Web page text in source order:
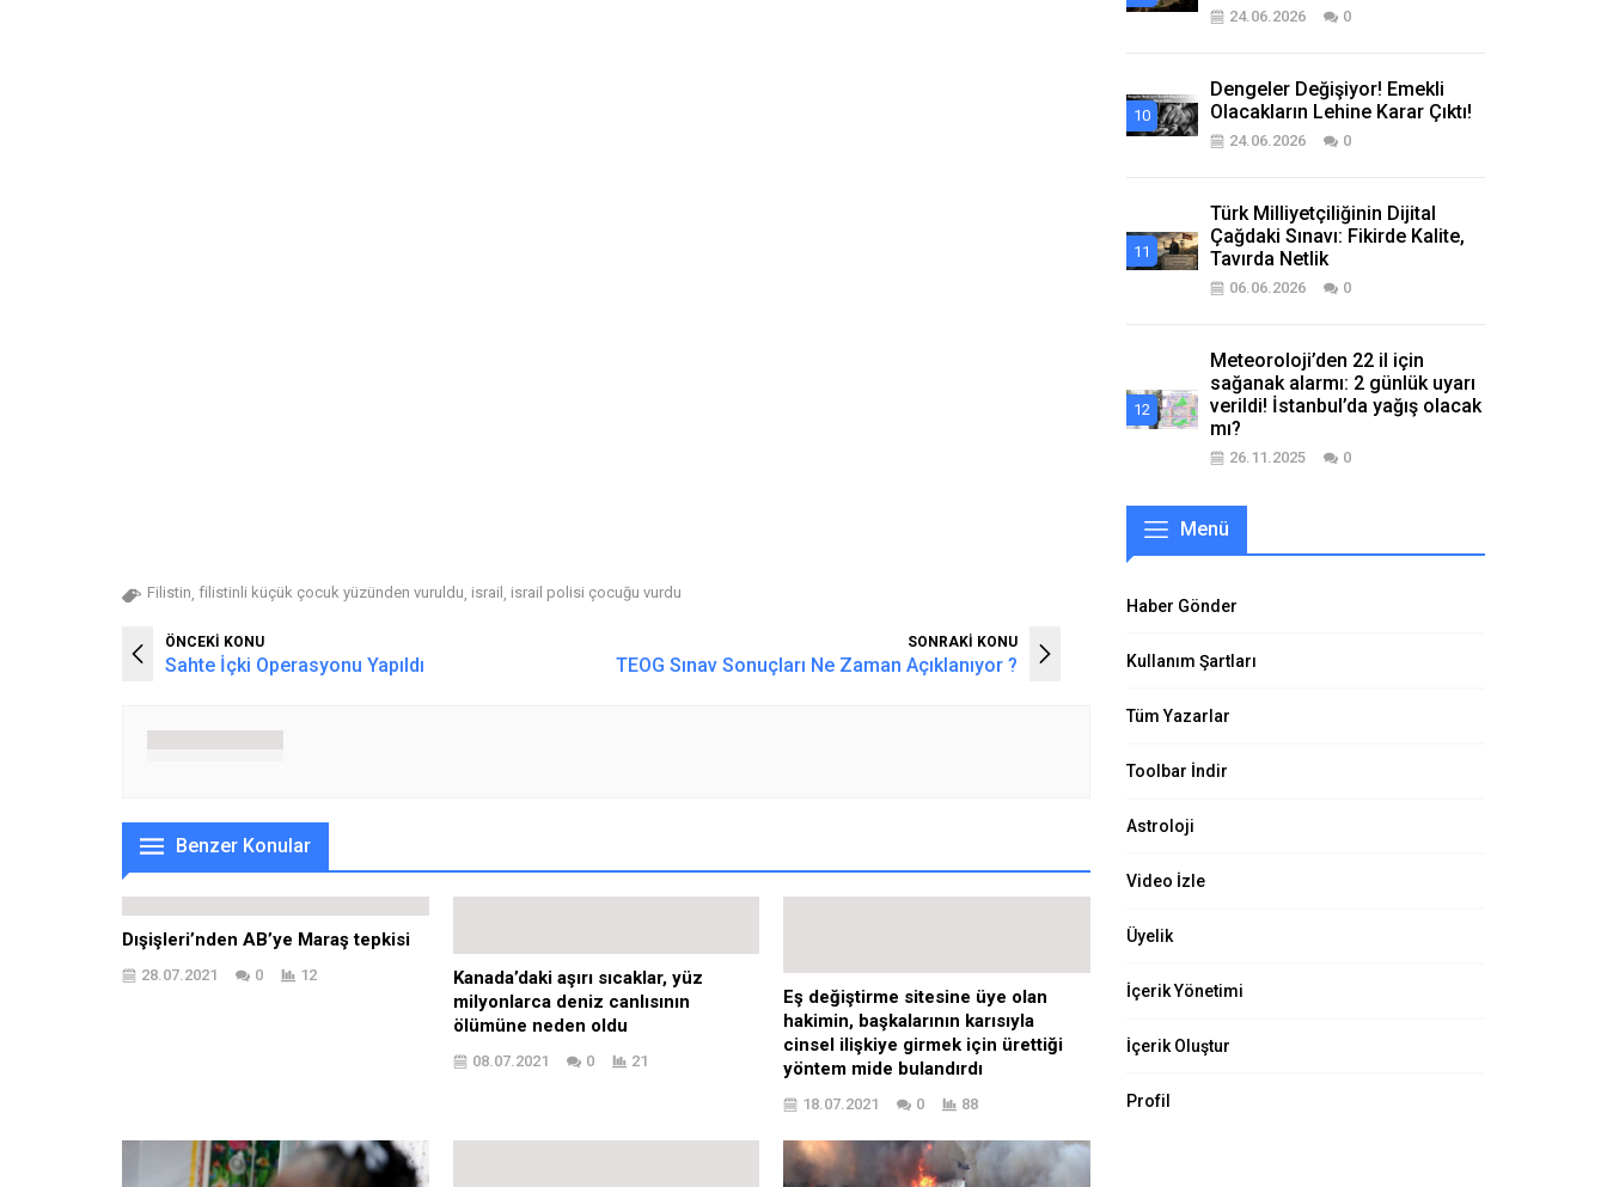
Filistin, filistinli küçük çocuk yüzünden vuruldu, israil , israil polisi çocuğu vurdu
ÖNCEKİ KONU
Sahte İçki Operasyonu Yapıldı
SONRAKİ KONU
TEOG Sınav Sonuçları Ne Zaman Açıklanıyor ?
Benzer Konular
Dışişleri’nden AB’ye Maraş tepkisi
28.07.2021 0 12
Kanada’daki aşırı sıcaklar, yüz
milyonlarca deniz canlısının
ölümüne neden oldu
08.07.2021 0 21
Eş değiştirme sitesine üye olan
hakimin, başkalarının karısıyla
cinsel ilişkiye girmek için ürettiği
yöntem mide bulandırdı
18.07.2021 0 88
24.06.2026 0
Dengeler Değişiyor! Emekli
Olacakların Lehine Karar Çıktı!
24.06.2026 0
Türk Milliyetçiliğinin Dijital
Çağdaki Sınavı: Fikirde Kalite,
Tavırda Netlik
06.06.2026 0
Meteoroloji’den 22 il için
sağanak alarmı: 2 günlük uyarı
verildi! İstanbul’da yağış olacak
mı?
26.11.2025 0
Menü
Haber Gönder
Kullanım Şartları
Tüm Yazarlar
Toolbar İndir
Astroloji
Video İzle
Üyelik
İçerik Yönetimi
İçerik Oluştur
Profil